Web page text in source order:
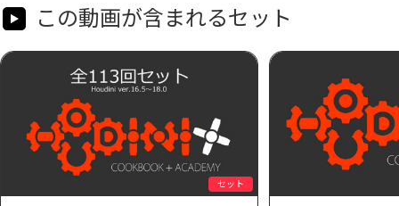
この動画が含まれるセット
セット